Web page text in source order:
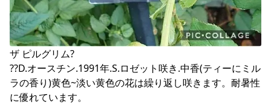
ザ ピルグリム?
??D.オースチン.1991年.S.ロゼット咲き.中香(ティーにミル
ラの香り)黄色~淡い黄色の花は繰り返し咲きます。耐暑性
に優れています。